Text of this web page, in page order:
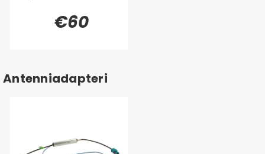
€60
Antenniadapteri